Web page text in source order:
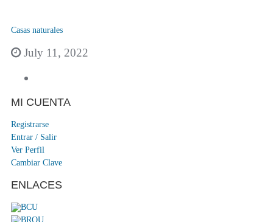
Casas naturales
July 11, 2022
MI CUENTA
Registrarse
Entrar / Salir
Ver Perfil
Cambiar Clave
ENLACES